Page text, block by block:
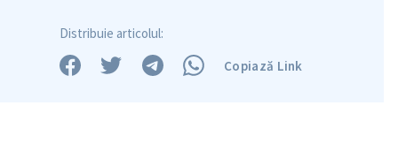
Distribuie articolul:
Copiază Link